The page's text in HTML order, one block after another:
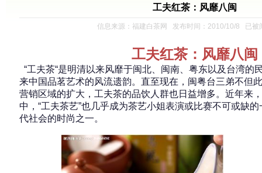
工夫红茶：风靡八闽
信息来源：福建白茶网 发布时间：2010/10/8 已被
工夫红茶：风靡八闽
“工夫茶“是明清以来风靡于闽北、闽南、粤东以及台湾的
来中国品茗艺术的风流遗韵。直至现在，闽粤台三弟不但
营销区域的扩大，工夫茶的品饮人群也日益增多。近年来
中，“工夫茶艺”也几乎成为茶艺小姐表演或比赛不可或缺
代社会的时尚之一。